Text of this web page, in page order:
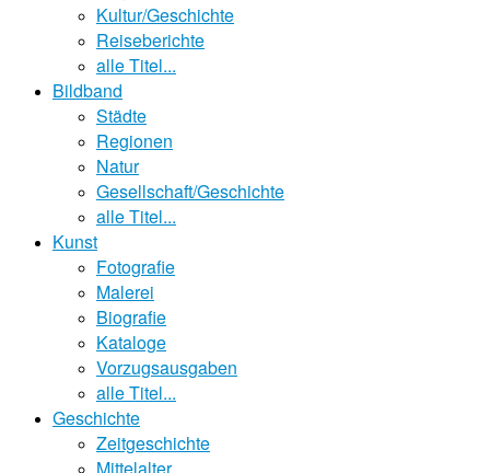
Kultur/Geschichte
Reiseberichte
alle Titel...
Bildband
Städte
Regionen
Natur
Gesellschaft/Geschichte
alle Titel...
Kunst
Fotografie
Malerei
Biografie
Kataloge
Vorzugsausgaben
alle Titel...
Geschichte
Zeitgeschichte